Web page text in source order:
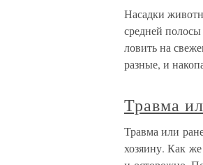
Насадки
средней
ловить на
разные, и
Травма
Травма или
хозяину. Как